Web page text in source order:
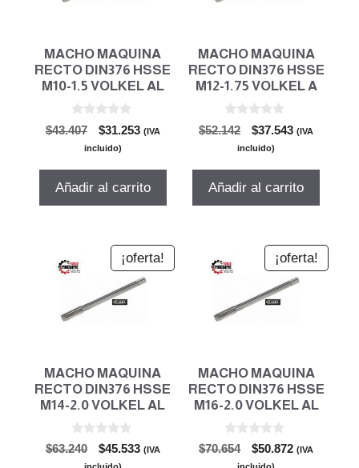
MACHO MAQUINA
RECTO DIN376 HSSE
M10-1.5 VOLKEL AL
0
d
$43.407
El
precio
era:
$43.407.
$31.253El
$31.253.
(IVA
incluido)
Añadir al carrito
MACHO MAQUINA
RECTO DIN376 HSSE
M12-1.75 VOLKEL A
0
d
$52.142
El
precio
era:
$52.142.
$37.543El
$37.543.
(IVA
incluido)
Añadir al carrito
¡oferta!
MACHO MAQUINA
RECTO DIN376 HSSE
M14-2.0 VOLKEL AL
0
d
$63.240
El
precio
$45.533El(IVA
¡oferta!
MACHO MAQUINA
RECTO DIN376 HSSE
M16-2.0 VOLKEL AL
0
d
$70.654
El
precio
$50.872El(IVA